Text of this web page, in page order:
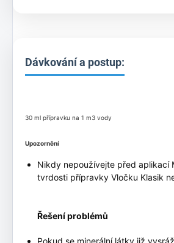
Dávkování a postup:
30 ml přípravku na 1 m3 vody
Upozornění
Nikdy nepoužívejte před aplikací
tvrdosti přípravky Vločku Klasik
Řešení problémů